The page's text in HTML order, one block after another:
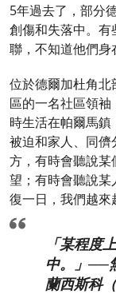
5年過去了，部分
創傷和失落中。
聯，不知道他們身
位於德爾加杜角
區的一名社區領
時生活在帕爾馬
被迫和家人、同
方，有時會聽說
望；有時會聽說某
復一日，我們越來
「某程度
中。」──
蘭西斯科